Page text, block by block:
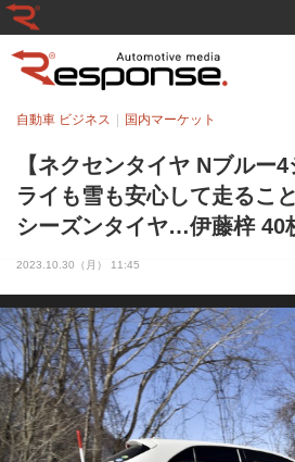
【ネクセンタイヤ Nブルー
ライも雪も安心して走るこ
シーズンタイヤ…伊藤梓 40
自動車 ビジネス 国内マーケット
2023.10.30（月） 11:45